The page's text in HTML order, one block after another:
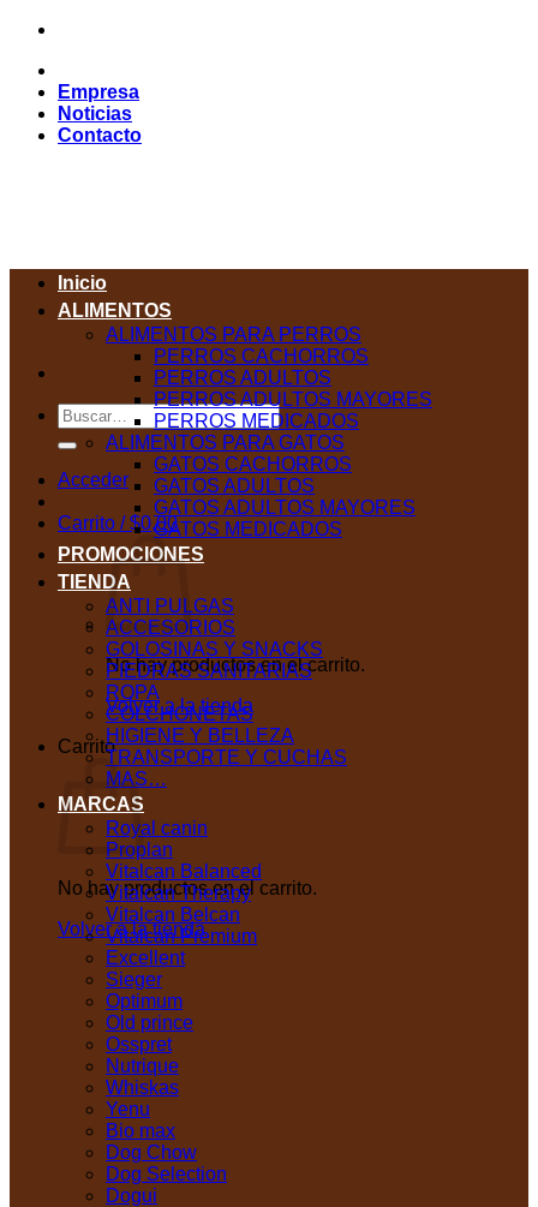
Saltar
contenido
Empresa
Noticias
Contacto
Buscar
por:
Acceder
Carrito /$0,00
No hay productos en el carrito.
Volver a la tienda
Carrito
No hay productos en el carrito.
Volver a la tienda
Inicio
ALIMENTOS
ALIMENTOS PARA PERROS
PERROS CACHORROS
PERROS ADULTOS
PERROS ADULTOS MAYORES
PERROS MEDICADOS
ALIMENTOS PARA GATOS
GATOS CACHORROS
GATOS ADULTOS
GATOS ADULTOS MAYORES
GATOS MEDICADOS
PROMOCIONES
TIENDA
ANTI PULGAS
ACCESORIOS
GOLOSINAS Y SNACKS
PIEDRAS SANITARIAS
ROPA
COLCHONETAS
HIGIENE Y BELLEZA
TRANSPORTE Y CUCHAS
MAS…
MARCAS
Royal canin
Proplan
Vitalcan Balanced
Vitalcan Therapy
Vitalcan Belcan
Vitalcan Premium
Excellent
Sieger
Optimum
Old prince
Osspret
Nutrique
Whiskas
Yenu
Bio max
Dog Chow
Dog Selection
Dogui